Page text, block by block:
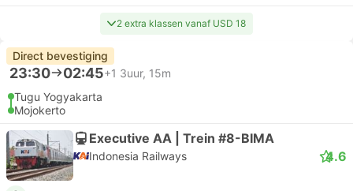
2 extra klassen vanaf USD 18
Direct bevestiging
23:30 02:45+1 3uur, 15m
Tugu Yogyakarta
Mojokerto
Executive AA | Trein #8-BIMA
Indonesia Railways 4.6